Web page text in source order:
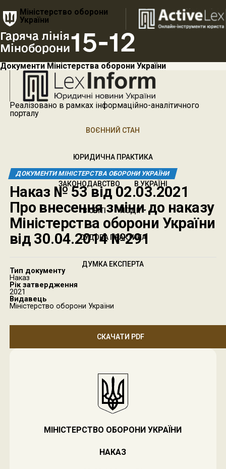
Міністерство оборони
України
Гаряча лінія
Міноборони15-12
Документи Міністерства оборони України
Реалізовано в рамках інформаційно-аналітичного
порталу
ВОЄННИЙ СТАН
ЮРИДИЧНА ПРАКТИКА
ЗАКОНОДАВСТВО В УКРАЇНІ
В СВІТІ ПОДІЇ
СУДОВА ПРАКТИКА
ДУМКА ЕКСПЕРТА
ДОКУМЕНТИ МІНІСТЕРСТВА ОБОРОНИ УКРАЇНИ
Наказ № 53 від 02.03.2021
Про внесення зміни до наказу
Міністерства оборони України
від 30.04.2014 №291
Тип документу
Наказ
Рік затвердження
2021
Видавець
Міністерство оборони України
СКАЧАТИ PDF
МІНІСТЕРСТВО ОБОРОНИ УКРАЇНИ
НАКАЗ